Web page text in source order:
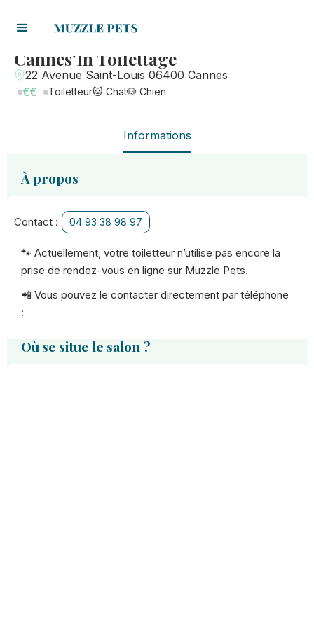
Cannes'In Toilettage
22 Avenue Saint-Louis 06400 Cannes
€€ Toiletteur🐱 Chat🐶 Chien
Informations
À propos
Contact : 04 93 38 98 97
🐾 Actuellement, votre toiletteur n’utilise pas encore la
prise de rendez-vous en ligne sur Muzzle Pets.
📲 Vous pouvez le contacter directement par téléphone
:
Où se situe le salon ?